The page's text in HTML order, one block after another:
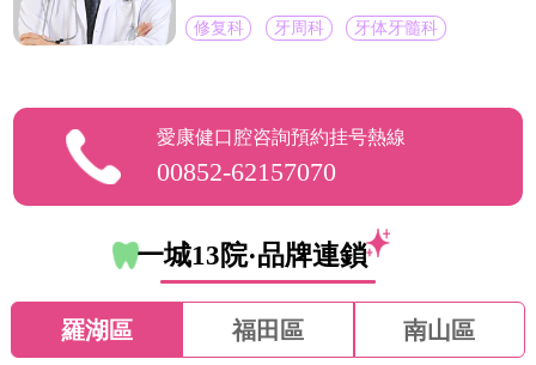
修复科 牙周科 牙体牙髓科
愛康健口腔咨詢預約挂号熱線
00852-62157070
一城13院·品牌連鎖
羅湖區 福田區 南山區